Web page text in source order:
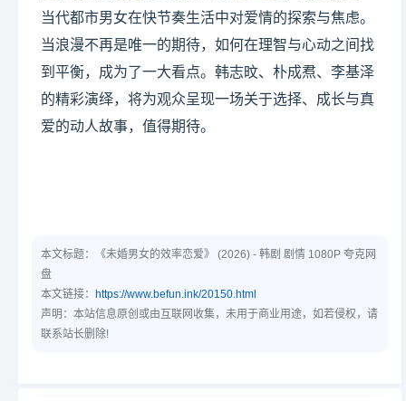
当代都市男女在快节奏生活中对爱情的探索与焦虑。
当浪漫不再是唯一的期待，如何在理智与心动之间找
到平衡，成为了一大看点。韩志旼、朴成焄、李基泽
的精彩演绎，将为观众呈现一场关于选择、成长与真
爱的动人故事，值得期待。
本文标题：
《未婚男女的效率恋爱》 (2026) - 韩剧 剧情 1080P 夸克网
盘
本文链接：
https://www.befun.ink/20150.html
声明：本站信息原创或由互联网收集，未用于商业用途，如若侵权，请
联系站长删除!